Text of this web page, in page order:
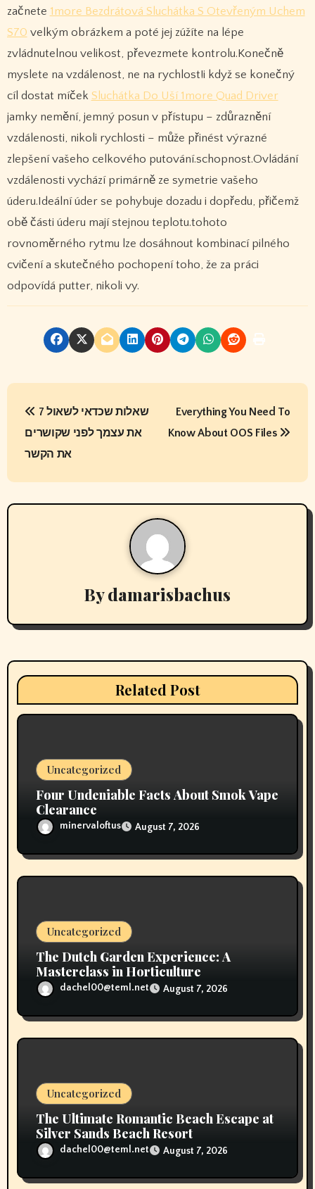
začnete 1more Bezdrátová Sluchátka S Otevřeným Uchem
S70 velkým obrázkem a poté jej zúžíte na lépe
zvládnutelnou velikost, převezmete kontrolu.Konečně
myslete na vzdálenost, ne na rychlost!i když se konečný
cíl dostat míček Sluchátka Do Uší 1more Quad Driver
jamky nemění, jemný posun v přístupu – zdůraznění
vzdálenosti, nikoli rychlosti – může přinést výrazné
zlepšení vašeho celkového putování.schopnost.Ovládání
vzdálenosti vychází primárně ze symetrie vašeho
úderu.Ideální úder se pohybuje dozadu i dopředu, přičemž
obě části úderu mají stejnou teplotu.tohoto
rovnoměrného rytmu lze dosáhnout kombinací pilného
cvičení a skutečného pochopení toho, že za práci
odpovídá putter, nikoli vy.
P
t
n
g
a
7 שאלות שכדאי לשאול
את עצמך לפני שקושרים
את הקשר
Everything You Need To
Know About OOS Files
Bydamarisbachus
Related Post
Uncategorized
Four Undeniable Facts About Smok Vape
Clearance
minervaloftus August 7, 2026
Uncategorized
The Dutch Garden Experience: A
Masterclass in Horticulture
dachel00@teml.net August 7, 2026
Uncategorized
The Ultimate Romantic Beach Escape at
Silver Sands Beach Resort
dachel00@teml.net August 7, 2026